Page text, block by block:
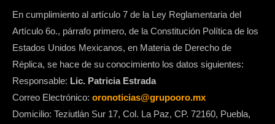
En cumplimiento al artículo 7 de la Ley Reglamentaria del
Artículo 6o., párrafo primero, de la Constitución Política de los
Estados Unidos Mexicanos, en Materia de Derecho de
Réplica, se hace de su conocimiento los datos siguientes:
Responsable: Lic. Patricia Estrada
Correo Electrónico: oronoticias@grupooro.mx
Domicilio: Teziutlán Sur 17, Col. La Paz, CP. 72160, Puebla,